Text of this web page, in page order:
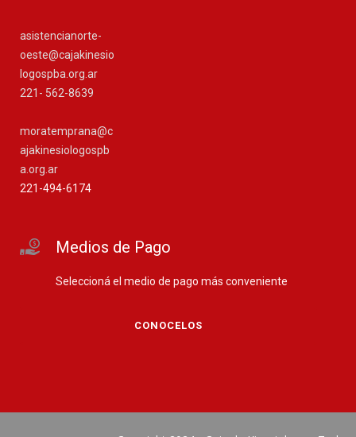
asistencianorte-
oeste@cajakinesio
logospba.org.ar
221- 562-8639
moratemprana@c
ajakinesiologospb
a.org.ar
221-494-6174
Medios de Pago
Seleccioná el medio de pago más conveniente
CONOCELOS